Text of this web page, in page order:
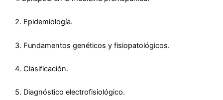
2. Epidemiología.
3. Fundamentos genéticos y fisiopatológicos.
4. Clasificación.
5. Diagnóstico electrofisiológico.